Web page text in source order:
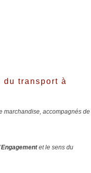
du transport à
marchandise, accompagnés de
Engagementet le sens du